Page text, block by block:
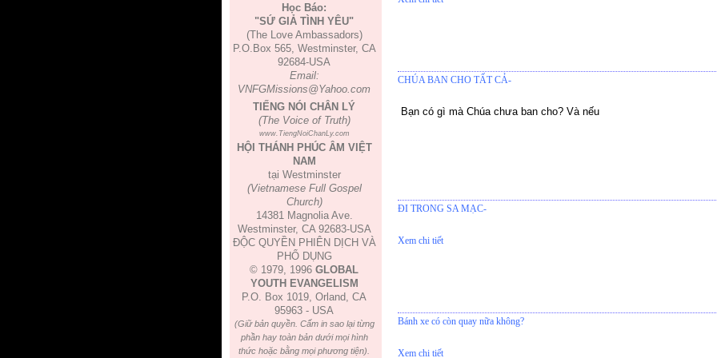
Học Báo:
"SỨ GIẢ TÌNH YÊU"
(The Love Ambassadors)
P.O.Box 565, Westminster, CA
92684-USA
Email:
VNFGMissions@Yahoo.com
TIẾNG NÓI CHÂN LÝ
(The Voice of Truth)
www.TiengNoiChanLy.com
HỘI THÁNH PHÚC ÂM VIỆT
NAM
tại Westminster
(Vietnamese Full Gospel
Church)
14381 Magnolia Ave.
Westminster, CA 92683-USA
ĐỘC QUYỀN PHIÊN DỊCH VÀ
PHỔ DỤNG
© 1979, 1996 GLOBAL
YOUTH EVANGELISM
P.O. Box 1019, Orland, CA
95963 - USA
(Giữ bản quyền. Cấm in sao lại từng
phần hay toàn bản dưới mọi hình
thức hoặc bằng mọi phương tiện).
CHÚA BAN CHO TẤT CẢ-
Bạn có gì mà Chúa chưa ban cho? Và nếu
ĐI TRONG SA MẠC-
Xem chi tiết
Bánh xe có còn quay nữa không?
Xem chi tiết